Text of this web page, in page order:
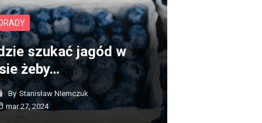
szukać jagód w
żeby…
By Stanisław NIemczuk
mar 27, 2024